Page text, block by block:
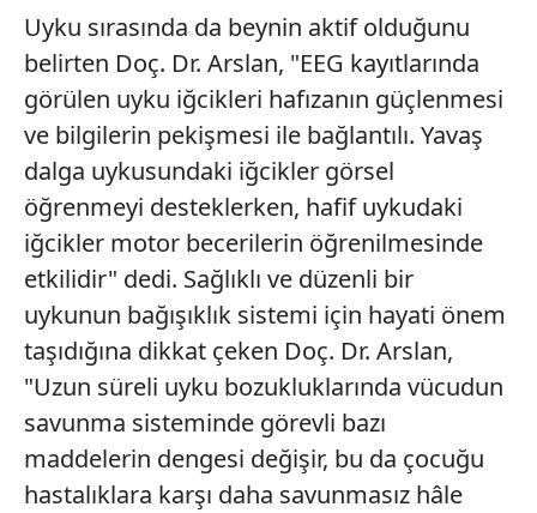
Uyku sırasında da beynin aktif olduğunu
belirten Doç. Dr. Arslan, "EEG kayıtlarında
görülen uyku iğcikleri hafızanın güçlenmesi
ve bilgilerin pekişmesi ile bağlantılı. Yavaş
dalga uykusundaki iğcikler görsel
öğrenmeyi desteklerken, hafif uykudaki
iğcikler motor becerilerin öğrenilmesinde
etkilidir" dedi. Sağlıklı ve düzenli bir
uykunun bağışıklık sistemi için hayati önem
taşıdığına dikkat çeken Doç. Dr. Arslan,
"Uzun süreli uyku bozukluklarında vücudun
savunma sisteminde görevli bazı
maddelerin dengesi değişir, bu da çocuğu
hastalıklara karşı daha savunmasız hâle